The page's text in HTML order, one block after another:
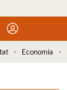
Economia